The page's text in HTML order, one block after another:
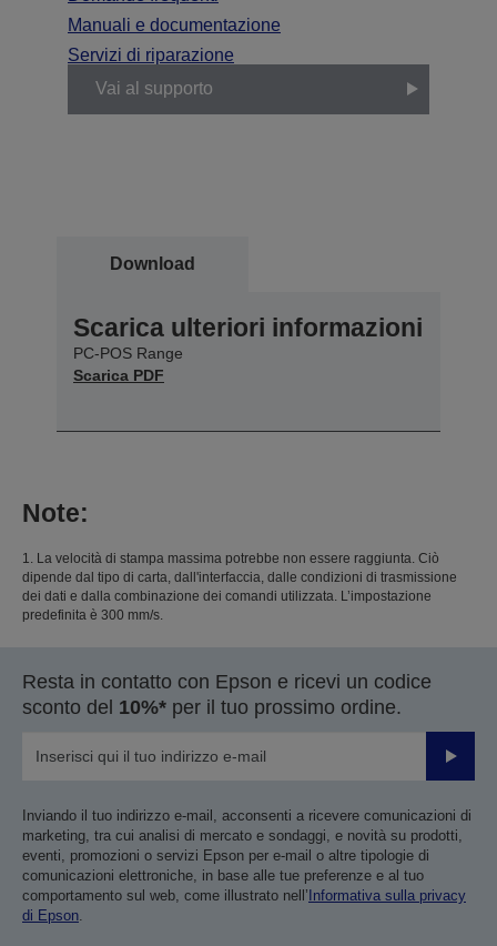
Manuali e documentazione
Servizi di riparazione
Vai al supporto
Download
Scarica ulteriori informazioni
PC-POS Range
Scarica PDF
Note:
1. La velocità di stampa massima potrebbe non essere raggiunta. Ciò
dipende dal tipo di carta, dall'interfaccia, dalle condizioni di trasmissione
dei dati e dalla combinazione dei comandi utilizzata. L’impostazione
predefinita è 300 mm/s.
Resta in contatto con Epson e ricevi un codice
sconto del 10%* per il tuo prossimo ordine.
Invia
Inviando il tuo indirizzo e-mail, acconsenti a ricevere comunicazioni di
marketing, tra cui analisi di mercato e sondaggi, e novità su prodotti,
eventi, promozioni o servizi Epson per e-mail o altre tipologie di
comunicazioni elettroniche, in base alle tue preferenze e al tuo
comportamento sul web, come illustrato nell’ Informativa sulla privacy
di Epson.